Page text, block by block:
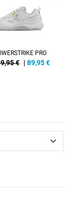
PRO
€ | 89,95€